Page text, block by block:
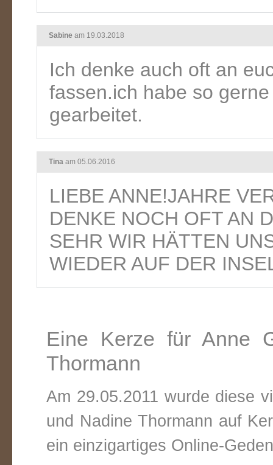
Sabine am 19.03.2018
Ich denke auch oft an
fassen.ich habe so
gearbeitet.
Tina am 05.06.2016
LIEBE ANNE!JAHRE
DENKE NOCH OFT AN
SEHR WIR HÄTTEN
WIEDER AUF DER
Eine Kerze für Anne
Thormann
Am 29.05.2011 wurde diese
und Nadine Thormann auf
ein einzigartiges Online-